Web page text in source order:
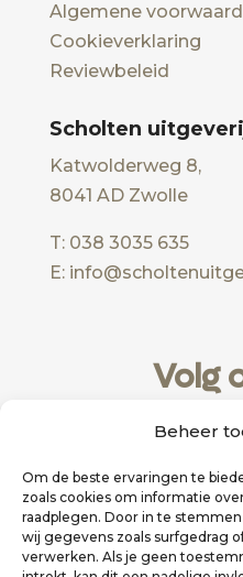
Beheer
Om de beste ervaringen te
zoals cookies om informatie
raadplegen. Door in te
wij gegevens zoals surfgedrag
verwerken. Als je geen
Algemene
Cookieverklaring
Reviewbeleid
Scholten
Katwolderweg 8,
8041 AD Zwolle
T: 038 3035 635
E:
Volg